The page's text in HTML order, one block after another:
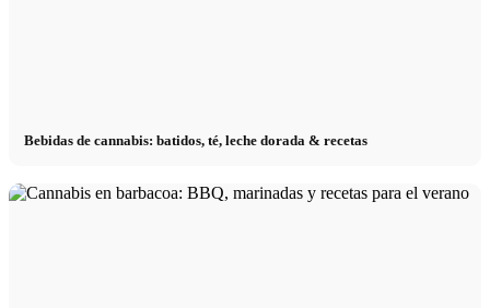
Bebidas de cannabis: batidos, té, leche dorada & recetas